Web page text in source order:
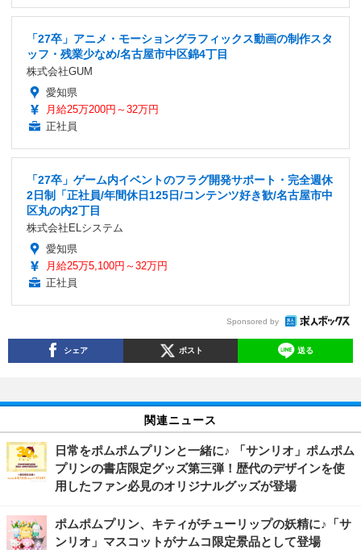
「27卒」アニメ・モーショングラフィックス動画の制作スタ
ッフ・残業少なめ/名古屋市中区錦4丁目
株式会社GUM
愛知県
月給25万200円～32万円
正社員
「27卒」ゲーム内イベントのフラグ開発サポート・完全週休
2日制「正社員/年間休日125日/コンテンツ好き歓/名古屋市中
区丸の内2丁目
株式会社ELシステム
愛知県
月給25万5,100円～32万円
正社員
Sponsored by
シェア ポスト 送る
関連ニュース
日常をポムポムプリンと一緒に♪ 「サンリオ」ポムポム
プリンの書店限定グッズ第三弾！歴代のデザインを使
用したファン必見のオリジナルグッズが登場
ポムポムプリン、キティがチューリップの妖精に♪「サ
ンリオ」マスコットがナムコ限定景品として登場